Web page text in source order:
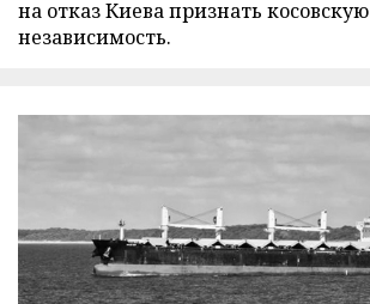
на отказ Киева признать косовскую
независимость.